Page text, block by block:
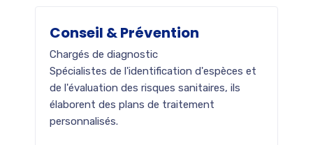
Conseil & Prévention
Chargés de diagnostic
Spécialistes de l'identification d'espèces et
de l'évaluation des risques sanitaires, ils
élaborent des plans de traitement
personnalisés.